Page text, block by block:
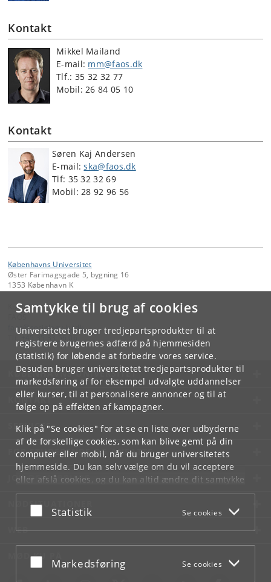
Samtykke til brug af cookies
Universitetet bruger tredjepartsprodukter til at
registrere brugernes adfærd på hjemmesiden
(statistik) for løbende at forbedre vores service.
Desuden bruger universitetet tredjepartsprodukter til
markedsføring af for eksempel udvalgte uddannelser
eller kurser, til at personalisere annoncer og til at
følge op på effekten af kampagner.
Klik på "Se cookies" for at se en liste over udbyderne
af de forskellige cookies, som kan blive gemt på din
computer eller mobil, når du bruger universitetets
hjemmeside. Du kan selv vælge om du vil acceptere
eller afslå cookies, og du kan altid ændre dit samtykke
underCookie- og privatlivspolitiksom du finder i
bunden af hver side.
Acceptér eller afslå
Statistik Se cookies
Acceptér eller afslå
Markedsføring Se cookies
Kontakt
Mikkel Mailand
E-mail: mm@faos.dk
Tlf.: 35 32 32 77
Mobil: 26 84 05 10
Kontakt
Søren Kaj Andersen
E-mail:ska@faos.dk
Tlf: 35 32 32 69
Mobil: 28 92 96 56
Københavns Universitet
Øster Farimagsgade 5, bygning 16
1353 København K
Kontakt:
faos@sociology.ku.dk
KØBENHAVNS UNIVERSITET
KONTAKT
SERVICES
FOR STUDERENDE OG ANSATTE
JOB OG KARRIERE
NØDSITUATIONER
WEB
MØD KU PÅ